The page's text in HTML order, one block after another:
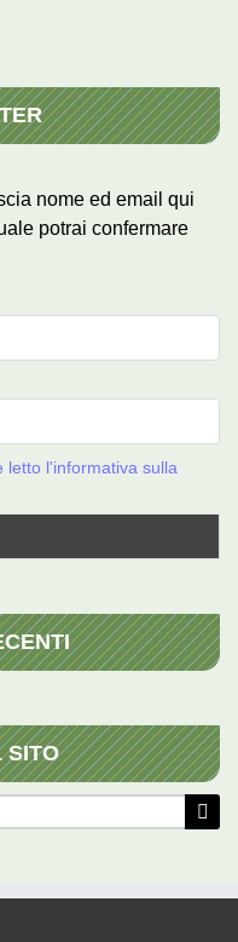
nome ed email qui
potrai confermare
letto l'informativa sulla
SITO